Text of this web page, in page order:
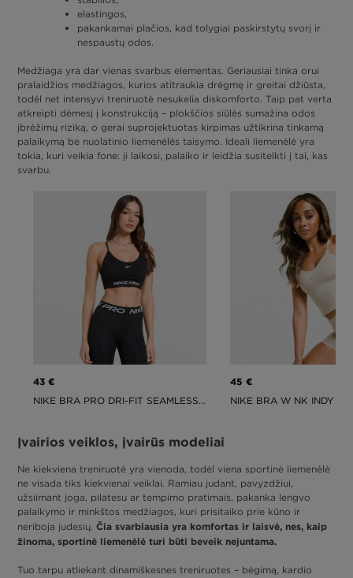
elastingos,
pakankamai plačios, kad tolygiai paskirstytų svorį ir
nespaustų odos.
Medžiaga yra dar vienas svarbus elementas. Geriausiai tinka orui
pralaidžios medžiagos, kurios atitraukia drėgmę ir greitai džiūsta,
todėl net intensyvi treniruotė nesukelia diskomforto. Taip pat verta
atkreipti dėmesį į konstrukciją – plokščios siūlės sumažina odos
įbrėžimų riziką, o gerai suprojektuotas kirpimas užtikrina tinkamą
palaikymą be nuolatinio liemenėlės taisymo. Ideali liemenėlė yra
tokia, kuri veikia fone: ji laikosi, palaiko ir leidžia susitelkti į tai, kas
svarbu.
43 €
NIKE BRA PRO DRI-FIT SEAMLESS LIGHT SUPPORT
45 €
Įvairios veiklos, įvairūs modeliai
Ne kiekviena treniruotė yra vienoda, todėl viena sportinė liemenėlė
ne visada tiks kiekvienai veiklai. Ramiau judant, pavyzdžiui,
užsiimant joga, pilatesu ar tempimo pratimais, pakanka lengvo
palaikymo ir minkštos medžiagos, kuri prisitaiko prie kūno ir
neriboja judesių. Čia svarbiausia yra komfortas ir laisvė, nes, kaip
žinoma, sportinė liemenėlė turi būti beveik nejuntama.
Tuo tarpu atliekant dinamiškesnes treniruotes – bėgimą, kardio